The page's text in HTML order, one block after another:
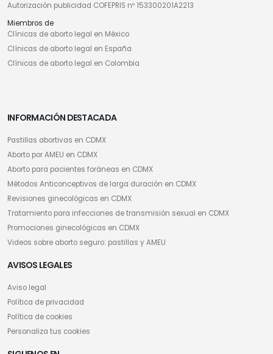
Autorización publicidad COFEPRIS nº 153300201A2213
Miembros de
Clínicas de aborto legal en México
Clínicas de aborto legal en España
Clínicas de aborto legal en Colombia
INFORMACIÓN DESTACADA
Pastillas abortivas en CDMX
Aborto por AMEU en CDMX
Aborto para pacientes foráneas en CDMX
Métodos Anticonceptivos de larga duración en CDMX
Revisiones ginecológicas en CDMX
Tratamiento para infecciones de transmisión sexual en CDMX
Promociones ginecológicas en CDMX
Videos sobre aborto seguro: pastillas y AMEU
AVISOS LEGALES
Aviso legal
Política de privacidad
Política de cookies
Personaliza tus cookies